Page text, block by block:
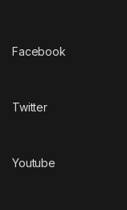
Facebook
Twitter
Youtube